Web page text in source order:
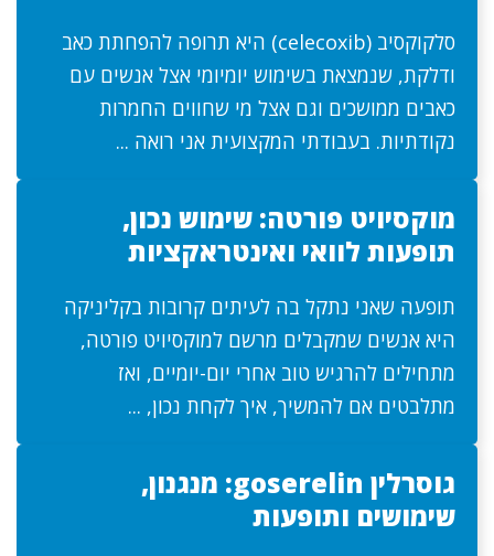
סלקוקסיב (celecoxib) היא תרופה להפחתת כאב
ודלקת, שנמצאת בשימוש יומיומי אצל אנשים עם
כאבים ממושכים וגם אצל מי שחווים החמרות
נקודתיות. בעבודתי המקצועית אני רואה ...
מוקסיויט פורטה: שימוש נכון,
תופעות לוואי ואינטראקציות
תופעה שאני נתקל בה לעיתים קרובות בקליניקה
היא אנשים שמקבלים מרשם למוקסיויט פורטה,
מתחילים להרגיש טוב אחרי יום-יומיים, ואז
מתלבטים אם להמשיך, איך לקחת נכון, ...
גוסרלין goserelin: מנגנון,
שימושים ותופעות